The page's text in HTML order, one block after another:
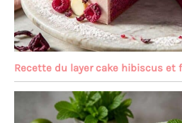
Recette du layer cake hibiscus et